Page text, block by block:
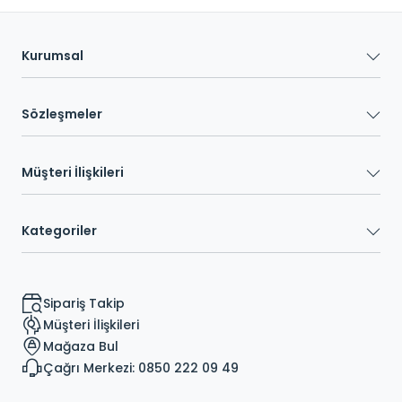
Kurumsal
Sözleşmeler
Müşteri İlişkileri
Kategoriler
Sipariş Takip
Müşteri İlişkileri
Mağaza Bul
Çağrı Merkezi: 0850 222 09 49